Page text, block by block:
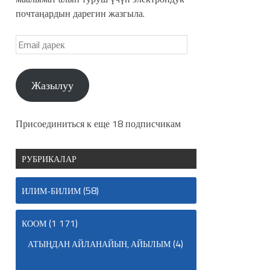
почтаңардын дарегин жазгыла.
Жазылуу
Присоединиться к еще 18 подписчикам
РУБРИКАЛАР
ИЛИМ-БИЛИМ(58)
КООМ(1 171)
АТЫҢДАН АЙЛАНАЙЫН, АЙЫЛЫМ(4)